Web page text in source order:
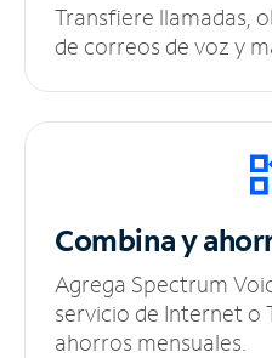
Transfiere llamadas,
de correos de voz y
Combina y
Agrega Spectrum
servicio de Internet o
ahorros mensuales.